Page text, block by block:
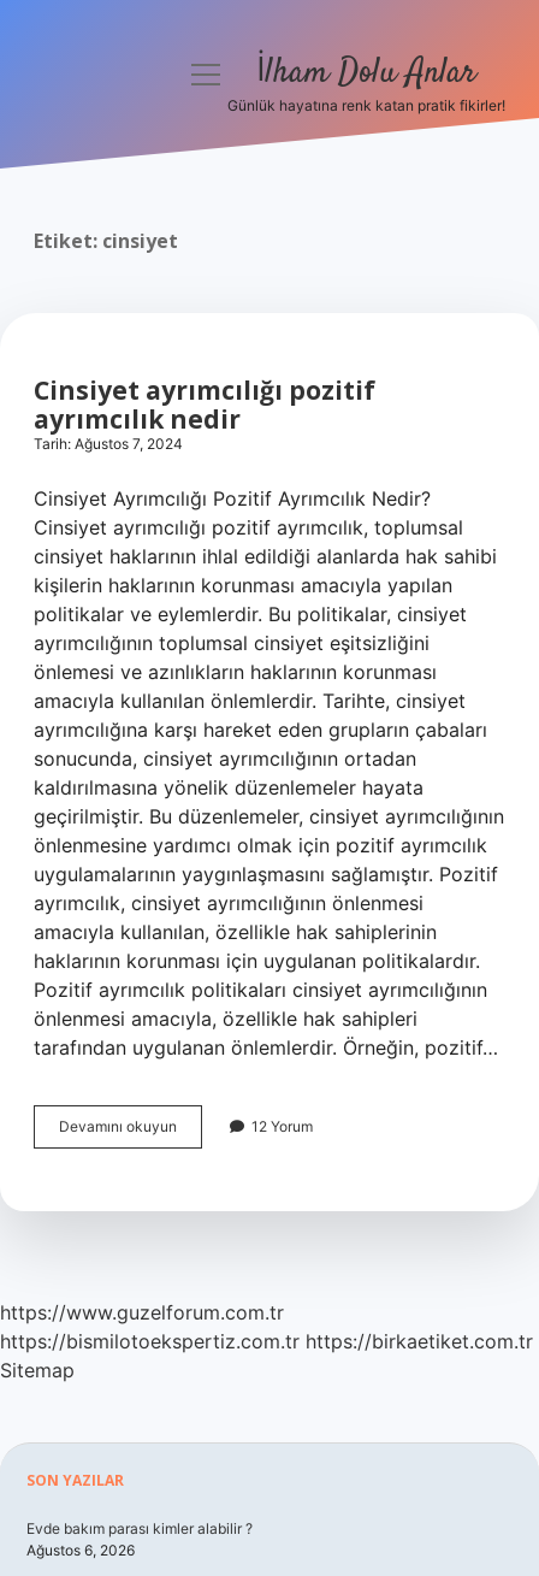
Yasal Uyarı
menüyü İlham Dolu Anlar
Günlük hayatına renk katan pratik fikirler!
Etiket: cinsiyet
Cinsiyet ayrımcılığı pozitif
ayrımcılık nedir
Tarih: Ağustos 7, 2024
Cinsiyet Ayrımcılığı Pozitif Ayrımcılık Nedir?
Cinsiyet ayrımcılığı pozitif ayrımcılık, toplumsal
cinsiyet haklarının ihlal edildiği alanlarda hak sahibi
kişilerin haklarının korunması amacıyla yapılan
politikalar ve eylemlerdir. Bu politikalar, cinsiyet
ayrımcılığının toplumsal cinsiyet eşitsizliğini
önlemesi ve azınlıkların haklarının korunması
amacıyla kullanılan önlemlerdir. Tarihte, cinsiyet
ayrımcılığına karşı hareket eden grupların çabaları
sonucunda, cinsiyet ayrımcılığının ortadan
kaldırılmasına yönelik düzenlemeler hayata
geçirilmiştir. Bu düzenlemeler, cinsiyet ayrımcılığının
önlenmesine yardımcı olmak için pozitif ayrımcılık
uygulamalarının yaygınlaşmasını sağlamıştır. Pozitif
ayrımcılık, cinsiyet ayrımcılığının önlenmesi
amacıyla kullanılan, özellikle hak sahiplerinin
haklarının korunması için uygulanan politikalardır.
Pozitif ayrımcılık politikaları cinsiyet ayrımcılığının
önlenmesi amacıyla, özellikle hak sahipleri
tarafından uygulanan önlemlerdir. Örneğin, pozitif…
Devamını okuyun Cinsiyet
ayrımcılığı
nedir
12 Yorum
https://www.guzelforum.com.tr
https://bismilotoekspertiz.com.tr https://birkaetiket.com.tr
Sitemap
Sidebar
SON YAZILAR
Evde bakım parası kimler alabilir ?
Ağustos 6, 2026